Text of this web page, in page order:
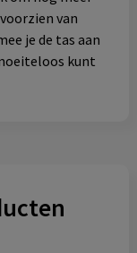
van
je de tas aan
kunt